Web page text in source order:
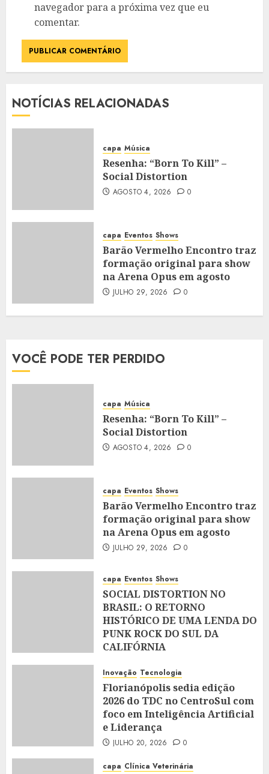
navegador para a próxima vez que eu
comentar.
NOTÍCIAS RELACIONADAS
capa Música
Resenha: “Born To Kill” –
Social Distortion
AGOSTO 4, 2026 0
capa Eventos Shows
Barão Vermelho Encontro traz
formação original para show
na Arena Opus em agosto
JULHO 29, 2026 0
VOCÊ PODE TER PERDIDO
capa Música
Resenha: “Born To Kill” –
Social Distortion
AGOSTO 4, 2026 0
capa Eventos Shows
Barão Vermelho Encontro traz
formação original para show
na Arena Opus em agosto
JULHO 29, 2026 0
capa Eventos Shows
SOCIAL DISTORTION NO
BRASIL: O RETORNO
HISTÓRICO DE UMA LENDA DO
PUNK ROCK DO SUL DA
CALIFÓRNIA
Inovação Tecnologia
Florianópolis sedia edição
2026 do TDC no CentroSul com
foco em Inteligência Artificial
e Liderança
JULHO 20, 2026 0
capa Clínica Veterinária